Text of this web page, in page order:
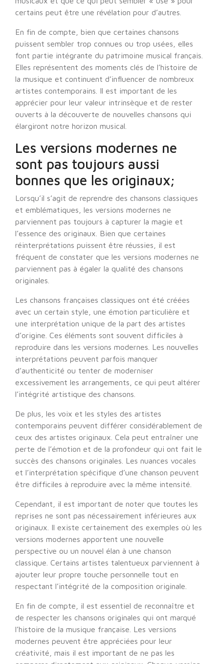
certains peut être une révélation pour d’autres.
En fin de compte, bien que certaines chansons
puissent sembler trop connues ou trop usées, elles
font partie intégrante du patrimoine musical français.
Elles représentent des moments clés de l’histoire de
la musique et continuent d’influencer de nombreux
artistes contemporains. Il est important de les
apprécier pour leur valeur intrinsèque et de rester
ouverts à la découverte de nouvelles chansons qui
élargiront notre horizon musical.
Les versions modernes ne
sont pas toujours aussi
bonnes que les originaux;
Lorsqu’il s’agit de reprendre des chansons classiques
et emblématiques, les versions modernes ne
parviennent pas toujours à capturer la magie et
l’essence des originaux. Bien que certaines
réinterprétations puissent être réussies, il est
fréquent de constater que les versions modernes ne
parviennent pas à égaler la qualité des chansons
originales.
Les chansons françaises classiques ont été créées
avec un certain style, une émotion particulière et
une interprétation unique de la part des artistes
d’origine. Ces éléments sont souvent difficiles à
reproduire dans les versions modernes. Les nouvelles
interprétations peuvent parfois manquer
d’authenticité ou tenter de moderniser
excessivement les arrangements, ce qui peut altérer
l’intégrité artistique des chansons.
De plus, les voix et les styles des artistes
contemporains peuvent différer considérablement de
ceux des artistes originaux. Cela peut entraîner une
perte de l’émotion et de la profondeur qui ont fait le
succès des chansons originales. Les nuances vocales
et l’interprétation spécifique d’une chanson peuvent
être difficiles à reproduire avec la même intensité.
Cependant, il est important de noter que toutes les
reprises ne sont pas nécessairement inférieures aux
originaux. Il existe certainement des exemples où les
versions modernes apportent une nouvelle
perspective ou un nouvel élan à une chanson
classique. Certains artistes talentueux parviennent à
ajouter leur propre touche personnelle tout en
respectant l’intégrité de la composition originale.
En fin de compte, il est essentiel de reconnaître et
de respecter les chansons originales qui ont marqué
l’histoire de la musique française. Les versions
modernes peuvent être appréciées pour leur
créativité, mais il est important de ne pas les